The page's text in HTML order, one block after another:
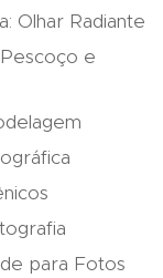
Olhar Radiante
e
para Fotos